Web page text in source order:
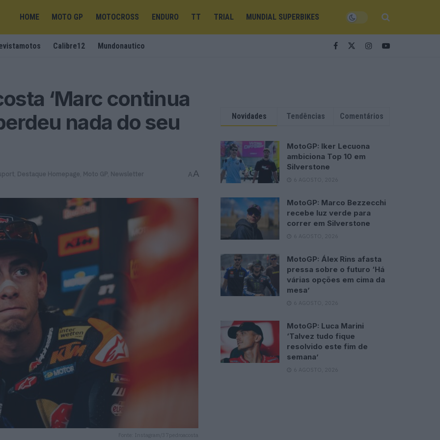
HOME MOTO GP MOTOCROSS ENDURO TT TRIAL MUNDIAL SUPERBIKES
Calibre12 Mundonautico
‘Marc continua
nada do seu
Destaque Homepage Moto GP Newsletter AA
Fonte: Instagram/37pedroacosta
Novidades Tendências Comentários
MotoGP: Iker Lecuona
ambiciona Top 10 em
Silverstone
6 AGOSTO, 2026
MotoGP: Marco Bezzecchi
recebe luz verde para
correr em Silverstone
6 AGOSTO, 2026
MotoGP: Álex Rins afasta
pressa sobre o futuro ‘Há
várias opções em cima da
mesa’
6 AGOSTO, 2026
MotoGP: Luca Marini
‘Talvez tudo fique
resolvido este fim de
semana’
6 AGOSTO, 2026